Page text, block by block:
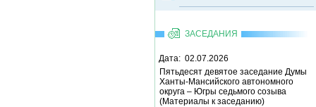
ЗАСЕДАНИЯ
Дата: 02.07.2026
Пятьдесят девятое заседание Думы
Ханты-Мансийского автономного
округа – Югры седьмого созыва
(Материалы к заседанию)